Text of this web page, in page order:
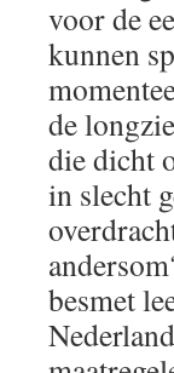
voor de
kunnen
de
die dicht
in slecht
besmet